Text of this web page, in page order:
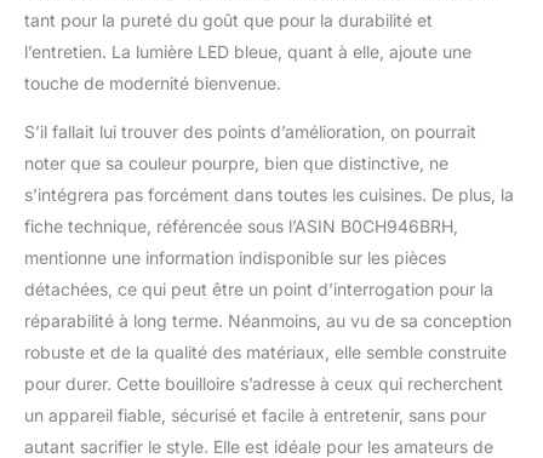
tant pour la pureté du goût que pour la durabilité et
l’entretien. La lumière LED bleue, quant à elle, ajoute une
touche de modernité bienvenue.
S’il fallait lui trouver des points d’amélioration, on pourrait
noter que sa couleur pourpre, bien que distinctive, ne
s’intégrera pas forcément dans toutes les cuisines. De plus, la
fiche technique, référencée sous l’ASIN B0CH946BRH,
mentionne une information indisponible sur les pièces
détachées, ce qui peut être un point d’interrogation pour la
réparabilité à long terme. Néanmoins, au vu de sa conception
robuste et de la qualité des matériaux, elle semble construite
pour durer. Cette bouilloire s’adresse à ceux qui recherchent
un appareil fiable, sécurisé et facile à entretenir, sans pour
autant sacrifier le style. Elle est idéale pour les amateurs de